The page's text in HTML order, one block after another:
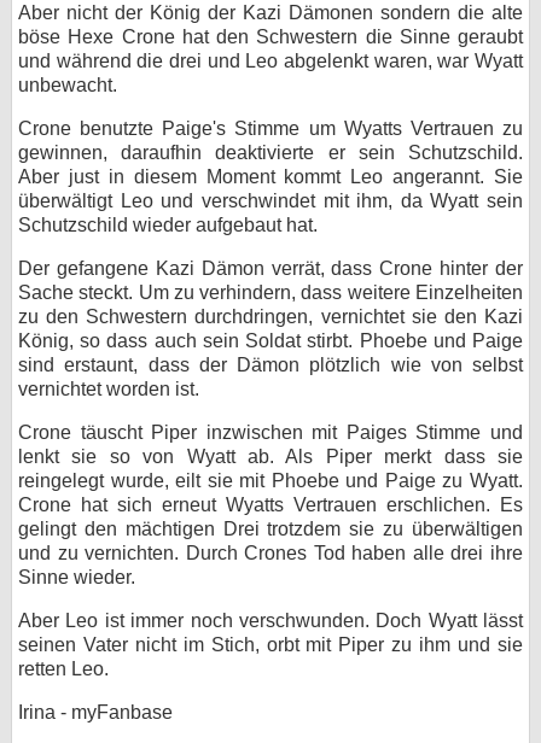
Aber nicht der König der Kazi Dämonen sondern die alte
böse Hexe Crone hat den Schwestern die Sinne geraubt
und während die drei und Leo abgelenkt waren, war Wyatt
unbewacht.
Crone benutzte Paige's Stimme um Wyatts Vertrauen zu
gewinnen, daraufhin deaktivierte er sein Schutzschild.
Aber just in diesem Moment kommt Leo angerannt. Sie
überwältigt Leo und verschwindet mit ihm, da Wyatt sein
Schutzschild wieder aufgebaut hat.
Der gefangene Kazi Dämon verrät, dass Crone hinter der
Sache steckt. Um zu verhindern, dass weitere Einzelheiten
zu den Schwestern durchdringen, vernichtet sie den Kazi
König, so dass auch sein Soldat stirbt. Phoebe und Paige
sind erstaunt, dass der Dämon plötzlich wie von selbst
vernichtet worden ist.
Crone täuscht Piper inzwischen mit Paiges Stimme und
lenkt sie so von Wyatt ab. Als Piper merkt dass sie
reingelegt wurde, eilt sie mit Phoebe und Paige zu Wyatt.
Crone hat sich erneut Wyatts Vertrauen erschlichen. Es
gelingt den mächtigen Drei trotzdem sie zu überwältigen
und zu vernichten. Durch Crones Tod haben alle drei ihre
Sinne wieder.
Aber Leo ist immer noch verschwunden. Doch Wyatt lässt
seinen Vater nicht im Stich, orbt mit Piper zu ihm und sie
retten Leo.
Irina - myFanbase